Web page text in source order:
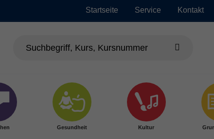
Startseite Service Kontakt
Gesundheit Kultur